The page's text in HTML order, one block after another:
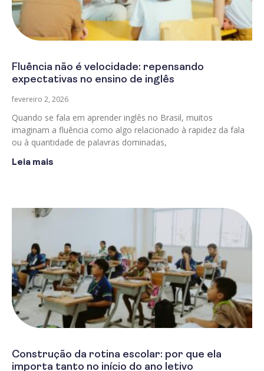
Fluência não é velocidade: repensando
expectativas no ensino de inglês
fevereiro 2, 2026
Quando se fala em aprender inglês no Brasil, muitos
imaginam a fluência como algo relacionado à rapidez da fala
ou à quantidade de palavras dominadas,
Leia mais
Construção da rotina escolar: por que ela
importa tanto no início do ano letivo